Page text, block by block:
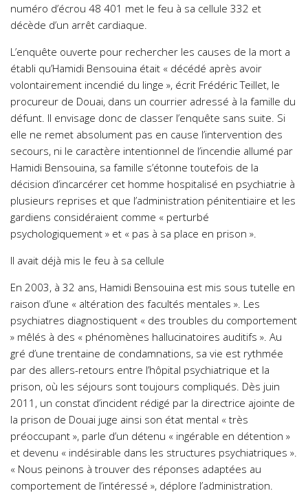
numéro d’écrou 48 401 met le feu à sa cellule 332 et
décède d’un arrêt cardiaque.
L’enquête ouverte pour rechercher les causes de la mort a
établi qu’Hamidi Bensouina était « décédé après avoir
volontairement incendié du linge », écrit Frédéric Teillet, le
procureur de Douai, dans un courrier adressé à la famille du
défunt. Il envisage donc de classer l’enquête sans suite. Si
elle ne remet absolument pas en cause l’intervention des
secours, ni le caractère intentionnel de l’incendie allumé par
Hamidi Bensouina, sa famille s’étonne toutefois de la
décision d’incarcérer cet homme hospitalisé en psychiatrie à
plusieurs reprises et que l’administration pénitentiaire et les
gardiens considéraient comme « perturbé
psychologiquement » et « pas à sa place en prison ».
Il avait déjà mis le feu à sa cellule
En 2003, à 32 ans, Hamidi Bensouina est mis sous tutelle en
raison d’une « altération des facultés mentales ». Les
psychiatres diagnostiquent « des troubles du comportement
» mêlés à des « phénomènes hallucinatoires auditifs ». Au
gré d’une trentaine de condamnations, sa vie est rythmée
par des allers-retours entre l’hôpital psychiatrique et la
prison, où les séjours sont toujours compliqués. Dès juin
2011, un constat d’incident rédigé par la directrice ajointe de
la prison de Douai juge ainsi son état mental « très
préoccupant », parle d’un détenu « ingérable en détention »
et devenu « indésirable dans les structures psychiatriques ».
« Nous peinons à trouver des réponses adaptées au
comportement de l’intéressé », déplore l’administration.